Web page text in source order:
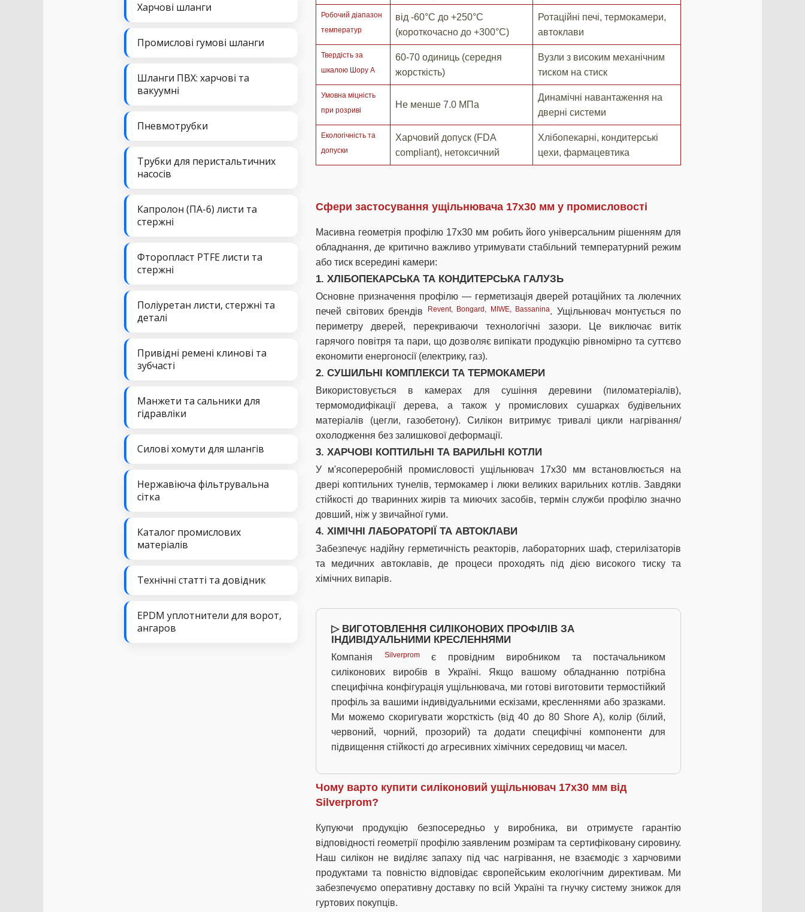
Харчові шланги
Промислові гумові шланги
Шланги ПВХ: харчові та
вакуумні
Пневмотрубки
Трубки для перистальтичних
насосів
Капролон (ПА-6) листи та
стержні
Фторопласт PTFE листи та
стержні
Поліуретан листи, стержні та
деталі
Привідні ремені клинові та
зубчасті
Манжети та сальники для
гідравліки
Силові хомути для шлангів
Нержавіюча фільтрувальна
сітка
Каталог промислових
матеріалів
Технічні статті та довідник
EPDM уплотнители для ворот,
ангаров
Робочий діапазон
температур
від -60°C до +250°C
(короткочасно до +300°C)
Ротаційні печі, термокамери,
автоклави
Твердість за
шкалою Шору А
60-70 одиниць (середня
жорсткість)
Вузли з високим механічним
тиском на стиск
Умовна міцність
при розриві
Не менше 7.0 МПа
Динамічні навантаження на
дверні системи
Екологічність та
допуски
Харчовий допуск (FDA
compliant), нетоксичний
Хлібопекарні, кондитерські
цехи, фармацевтика
Сфери застосування ущільнювача 17х30 мм у промисловості
Масивна геометрія профілю 17х30 мм робить його універсальним рішенням для
обладнання, де критично важливо утримувати стабільний температурний режим
або тиск всередині камери:
1. ХЛІБОПЕКАРСЬКА ТА КОНДИТЕРСЬКА ГАЛУЗЬ
Основне призначення профілю — герметизація дверей ротаційних та люлечних
печей світових брендів
Revent, Bongard, MIWE, Bassanina. Ущільнювач монтується по
периметру дверей, перекриваючи технологічні зазори. Це виключає витік
гарячого повітря та пари, що дозволяє випікати продукцію рівномірно та суттєво
економити енергоносії (електрику, газ).
2. СУШИЛЬНІ КОМПЛЕКСИ ТА ТЕРМОКАМЕРИ
Використовується в камерах для сушіння деревини (пиломатеріалів),
термомодифікації дерева, а також у промислових сушарках будівельних
матеріалів (цегли, газобетону). Силікон витримує тривалі цикли нагрівання/
охолодження без залишкової деформації.
3. ХАРЧОВІ КОПТИЛЬНІ ТА ВАРИЛЬНІ КОТЛИ
У м'ясопереробній промисловості ущільнювач 17х30 мм встановлюється на
двері коптильних тунелів, термокамер і люки великих варильних котлів. Завдяки
стійкості до тваринних жирів та миючих засобів, термін служби профілю значно
довший, ніж у звичайної гуми.
4. ХІМІЧНІ ЛАБОРАТОРІЇ ТА АВТОКЛАВИ
Забезпечує надійну герметичність реакторів, лабораторних шаф, стерилізаторів
та медичних автоклавів, де процеси проходять під дією високого тиску та
хімічних випарів.
▷ ВИГОТОВЛЕННЯ СИЛІКОНОВИХ ПРОФІЛІВ ЗА
ІНДИВІДУАЛЬНИМИ КРЕСЛЕННЯМИ
Компанія Silverpromє провідним виробником та постачальником
силіконових виробів в Україні. Якщо вашому обладнанню потрібна
специфічна конфігурація ущільнювача, ми готові виготовити термостійкий
профіль за вашими індивідуальними ескізами, кресленнями або зразками.
Ми можемо скоригувати жорсткість (від 40 до 80 Shore A), колір (білий,
червоний, чорний, прозорий) та додати специфічні компоненти для
підвищення стійкості до агресивних хімічних середовищ чи масел.
Чому варто купити силіконовий ущільнювач 17х30 мм від
Silverprom?
Купуючи продукцію безпосередньо у виробника, ви отримуєте гарантію
відповідності геометрії профілю заявленим розмірам та сертифіковану сировину.
Наш силікон не виділяє запаху під час нагрівання, не взаємодіє з харчовими
продуктами та повністю відповідає європейським екологічним директивам. Ми
забезпечуємо оперативну доставку по всій Україні та гнучку систему знижок для
гуртових покупців.